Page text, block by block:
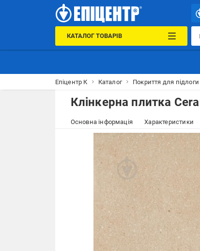
КАТАЛОГ ТОВАРІВ
Епіцентр К Каталог Покриття для
Клінкерна плитка
Основна інформація Характеристики